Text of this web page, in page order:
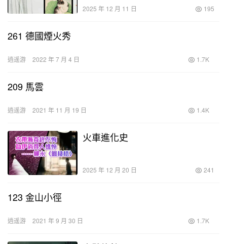
2025 年 12 月 11 日 195
261 德國煙火秀
逍遥游 2022 年 7 月 4 日 1.7K
209 馬雲
逍遥游 2021 年 11 月 19 日 1.4K
火車進化史
2025 年 12 月 20 日 241
123 金山小徑
逍遥游 2021 年 9 月 30 日 1.7K